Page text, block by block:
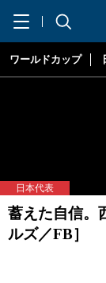
ワールドカップ
日本代表
蓄えた自信。
ルズ／FB］